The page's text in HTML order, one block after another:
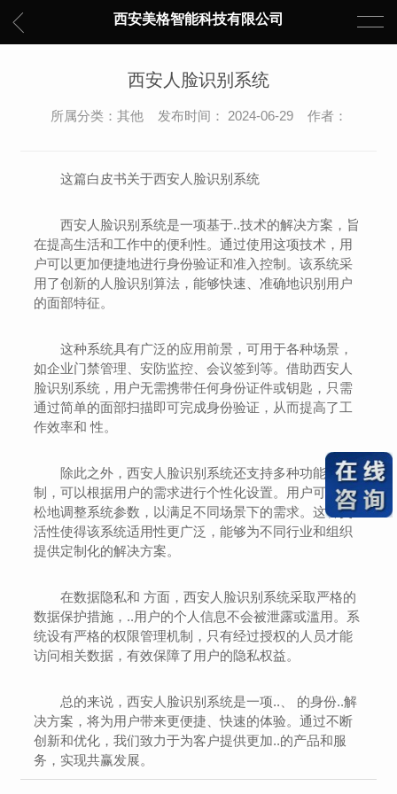
西安美格智能科技有限公司
西安人脸识别系统
所属分类：其他 发布时间： 2024-06-29 作者：
这篇白皮书关于西安人脸识别系统
西安人脸识别系统是一项基于..技术的解决方案，旨
在提高生活和工作中的便利性。通过使用这项技术，用
户可以更加便捷地进行身份验证和准入控制。该系统采
用了创新的人脸识别算法，能够快速、准确地识别用户
的面部特征。
这种系统具有广泛的应用前景，可用于各种场景，
如企业门禁管理、安防监控、会议签到等。借助西安人
脸识别系统，用户无需携带任何身份证件或钥匙，只需
通过简单的面部扫描即可完成身份验证，从而提高了工
作效率和 性。
除此之外，西安人脸识别系统还支持多种功能定
制，可以根据用户的需求进行个性化设置。用户可以轻
松地调整系统参数，以满足不同场景下的需求。这种灵
活性使得该系统适用性更广泛，能够为不同行业和组织
提供定制化的解决方案。
在数据隐私和 方面，西安人脸识别系统采取严格的
数据保护措施，..用户的个人信息不会被泄露或滥用。系
统设有严格的权限管理机制，只有经过授权的人员才能
访问相关数据，有效保障了用户的隐私权益。
总的来说，西安人脸识别系统是一项..、 的身份..解
决方案，将为用户带来更便捷、快速的体验。通过不断
创新和优化，我们致力于为客户提供更加..的产品和服
务，实现共赢发展。